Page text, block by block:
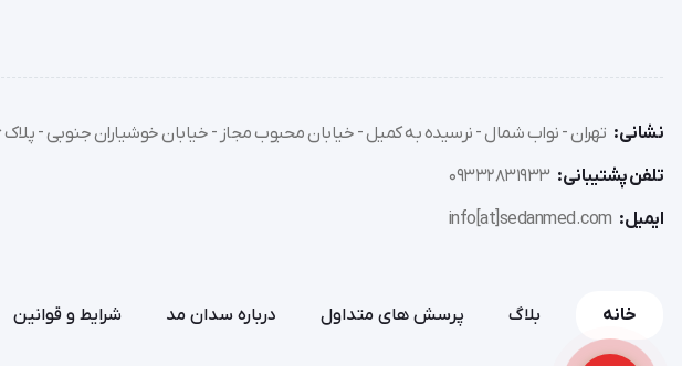
گارانتی ۲۴ ماهه
نشانی: تهران - نواب شمال - نرسیده به کمیل - خیابان محبوب مجاز - خیابان خوشیاران جنوبی - پلاک 16
تلفن پشتیبانی: 09332831933
ایمیل: info[at]sedanmed.com
خانه بلاگ پرسش های متداول درباره سدان مد شرایط و قوانین